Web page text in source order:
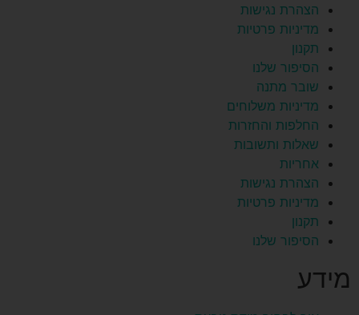
מידע
הצהרת נגישות
מדיניות פרטיות
תקנון
הסיפור שלנו
שובר מתנה
מדיניות משלוחים
החלפות והחזרות
שאלות ותשובות
אחריות
הצהרת נגישות
מדיניות פרטיות
תקנון
הסיפור שלנו